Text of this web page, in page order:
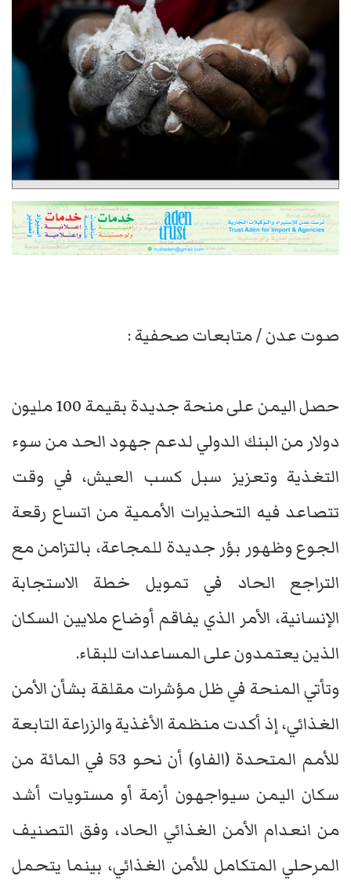
صوت عدن / متابعات صحفية :
حصل اليمن على منحة جديدة بقيمة 100 مليون
دولار من البنك الدولي لدعم جهود الحد من سوء
التغذية وتعزيز سبل كسب العيش، في وقت
تتصاعد فيه التحذيرات الأممية من اتساع رقعة
الجوع وظهور بؤر جديدة للمجاعة، بالتزامن مع
التراجع الحاد في تمويل خطة الاستجابة
الإنسانية، الأمر الذي يفاقم أوضاع ملايين السكان
الذين يعتمدون على المساعدات للبقاء.
وتأتي المنحة في ظل مؤشرات مقلقة بشأن الأمن
الغذائي، إذ أكدت منظمة الأغذية والزراعة التابعة
للأمم المتحدة (الفاو) أن نحو 53 في المائة من
سكان اليمن سيواجهون أزمة أو مستويات أشد
من انعدام الأمن الغذائي الحاد، وفق التصنيف
المرحلي المتكامل للأمن الغذائي، بينما يتحمل